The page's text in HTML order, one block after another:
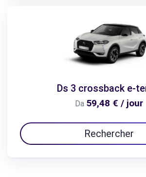
Ds 3 crossback e-
Da 59,48 € / jour
Rechercher